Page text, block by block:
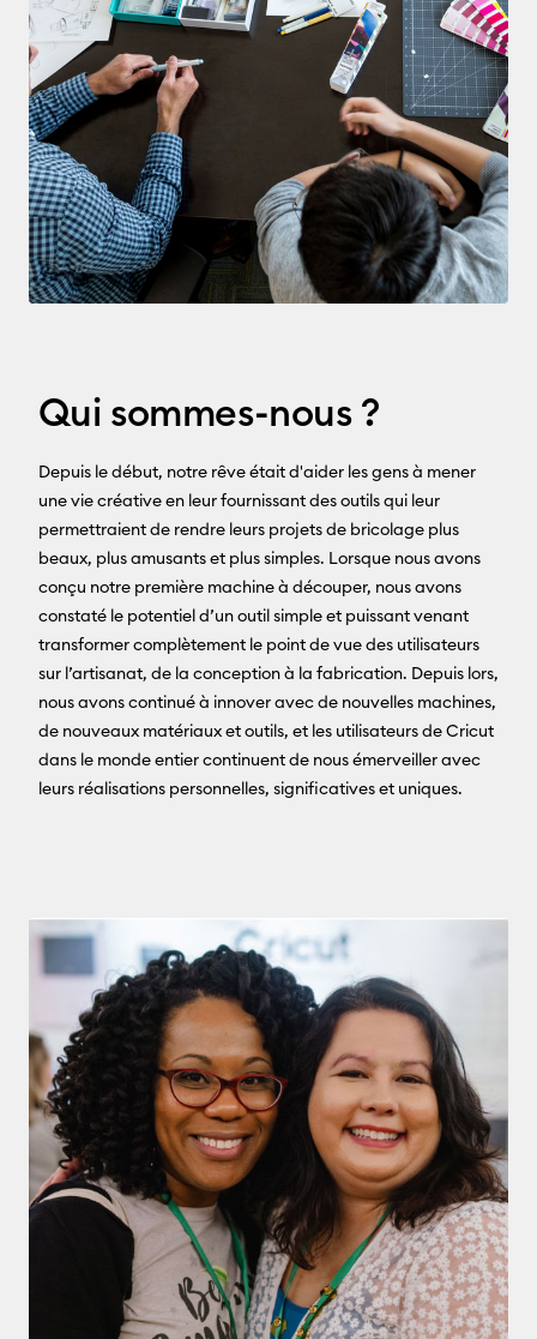
Qui sommes-nous ?
Depuis le début, notre rêve était d'aider les gens à mener
une vie créative en leur fournissant des outils qui leur
permettraient de rendre leurs projets de bricolage plus
beaux, plus amusants et plus simples. Lorsque nous avons
conçu notre première machine à découper, nous avons
constaté le potentiel d’un outil simple et puissant venant
transformer complètement le point de vue des utilisateurs
sur l’artisanat, de la conception à la fabrication. Depuis lors,
nous avons continué à innover avec de nouvelles machines,
de nouveaux matériaux et outils, et les utilisateurs de Cricut
dans le monde entier continuent de nous émerveiller avec
leurs réalisations personnelles, significatives et uniques.